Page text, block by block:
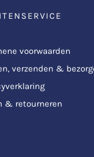
voorwaarden
verzenden &
& retourneren